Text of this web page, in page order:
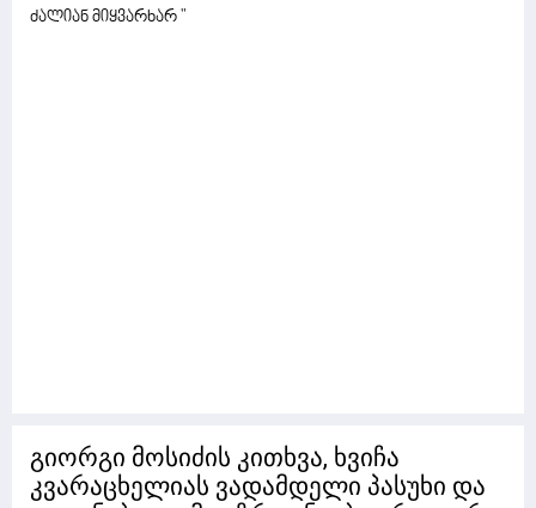
ძალიან მიყვარხარ "
გიორგი მოსიძის კითხვა, ხვიჩა
კვარაცხელიას ვადამდელი პასუხი და